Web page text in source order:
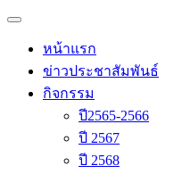
Skip
content
Primary
หน้าแรก
ข่าวประชาสัมพันธ์
กิจกรรม
ปี2565-2566
ปี 2567
ปี 2568